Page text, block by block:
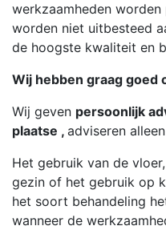
werkzaamheden
worden niet uitbesteed
de hoogste kwaliteit en
Wij hebben graag goed
Wij geven persoonlijk
plaatse , adviseren
Het gebruik van de
gezin of het gebruik op
het soort behandeling
wanneer de